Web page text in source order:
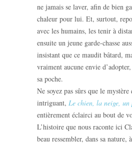
ne jamais se laver, afin de bien
chaleur pour lui. Et, surtout,
avec les humains, les tenir à
ensuite un jeune garde-chasse
insistant que ce maudit bâtard,
vraiment aucune envie
sa poche.
Ne soyez pas sûrs que le
intriguant, Le chien, la neige, un
entièrement éclairci au bout de
L’histoire que nous raconte ici
beau ressembler, dans sa nature,